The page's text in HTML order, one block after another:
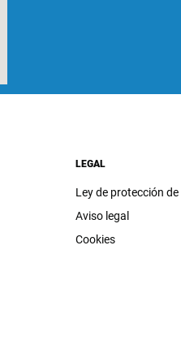
LEGAL
Ley de protección
Aviso legal
Cookies